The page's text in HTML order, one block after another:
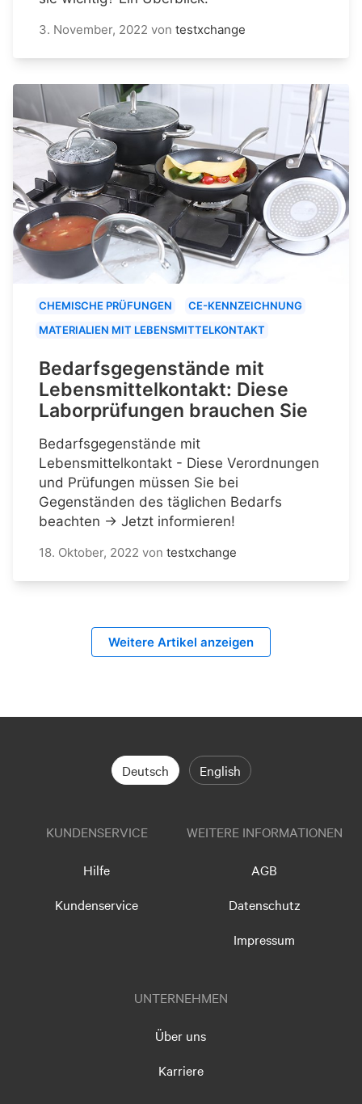
3. November, 2022 von testxchange
CHEMISCHE PRÜFUNGEN
CE-KENNZEICHNUNG
MATERIALIEN MIT LEBENSMITTELKONTAKT
Bedarfsgegenstände mit
Lebensmittelkontakt: Diese
Laborprüfungen brauchen Sie
Bedarfsgegenstände mit
Lebensmittelkontakt - Diese Verordnungen
und Prüfungen müssen Sie bei
Gegenständen des täglichen Bedarfs
beachten → Jetzt informieren!
18. Oktober, 2022 von testxchange
Weitere Artikel anzeigen
Deutsch English
KUNDENSERVICE
Hilfe
Kundenservice
WEITERE INFORMATIONEN
AGB
Datenschutz
Impressum
UNTERNEHMEN
Über uns
Karriere